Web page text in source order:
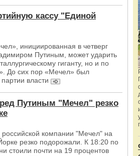
кассу "Единой
инициированная в четверг
Путиным, может ударить
гиганту, но и по
До сих пор «Мечел» был
власти
Путиным "Мечел" резко
компании "Мечел" на
резко подорожали. К 18:20 по
стоили почти на 19 процентов